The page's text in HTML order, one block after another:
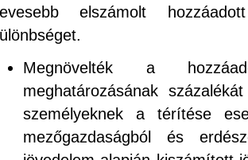
elszámolt
Megnövelték a
meghatározásának
személyeknek a térítése
mezőgazdaságból és